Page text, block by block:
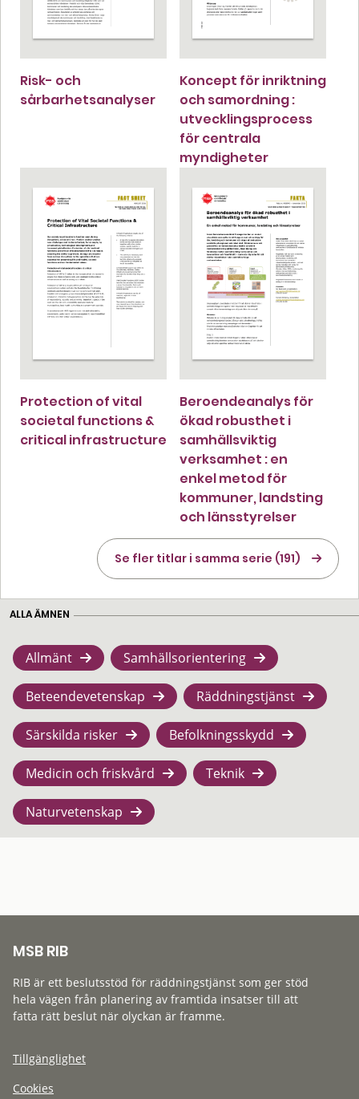
Risk- och
sårbarhetsanalyser
Koncept för inriktning
och samordning :
utvecklingsprocess
för centrala
myndigheter
Protection of vital
societal functions &
critical infrastructure
Beroendeanalys för
ökad robusthet i
samhällsviktig
verksamhet : en
enkel metod för
kommuner, landsting
och länsstyrelser
Se fler titlar i samma serie (191)
ALLA ÄMNEN
Allmänt Samhällsorientering
Beteendevetenskap Räddningstjänst
Särskilda risker Befolkningsskydd
Medicin och friskvård Teknik
Naturvetenskap
MSB RIB
RIB är ett beslutsstöd för räddningstjänst som ger stöd
hela vägen från planering av framtida insatser till att
fatta rätt beslut när olyckan är framme.
Tillgänglighet
Cookies